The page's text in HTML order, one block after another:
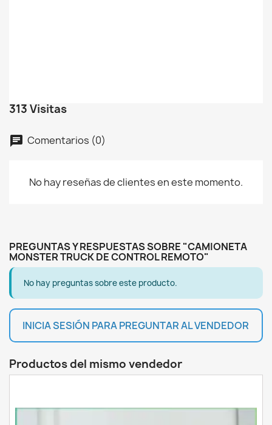
313 Visitas
chat Comentarios (0)
No hay reseñas de clientes en este momento.
PREGUNTAS Y RESPUESTAS SOBRE "CAMIONETA
MONSTER TRUCK DE CONTROL REMOTO"
No hay preguntas sobre este producto.
INICIA SESIÓN PARA PREGUNTAR AL VENDEDOR
Productos del mismo vendedor